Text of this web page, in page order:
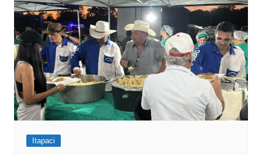
Itapaci